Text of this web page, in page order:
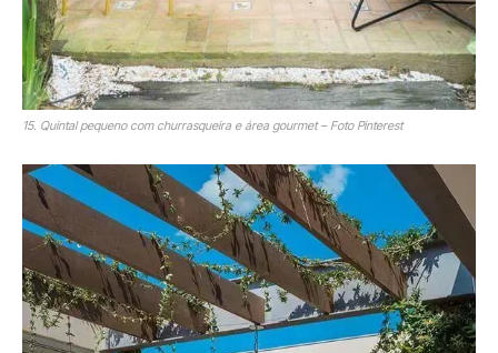
15. Quintal pequeno com churrasqueira e área gourmet – Foto Pinterest